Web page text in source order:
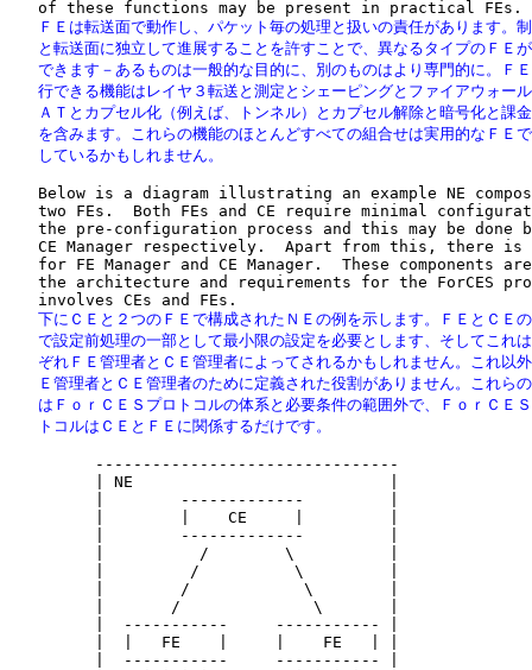
ＦＥは転送面で動作し、パケット毎の処理と扱いの責任があります。
と転送面に独立して進展することを許すことで、異なるタイプのＦＥ
できます－あるものは一般的な目的に、別のものはより専門的に。Ｆ
行できる機能はレイヤ３転送と測定とシェーピングとファイアウォー
ＡＴとカプセル化（例えば、トンネル）とカプセル解除と暗号化と課
を含みます。これらの機能のほとんどすべての組合せは実用的なＦＥ
   しているかもしれません。
Below is a diagram illustrating an example NE
two FEs.  Both FEs and CE require minimal
the pre-configuration process and this may be done
CE Manager respectively.  Apart from this, there is
for FE Manager and CE Manager.  These components
the architecture and requirements for the ForCES
下にＣＥと２つのＦＥで構成されたＮＥの例を示します。ＦＥとＣＥ
で設定前処理の一部として最小限の設定を必要とします、そしてこれ
ぞれＦＥ管理者とＣＥ管理者によってされるかもしれません。これ以
Ｅ管理者とＣＥ管理者のために定義された役割がありません。これら
はＦｏｒＣＥＳプロトコルの体系と必要条件の範囲外で、ＦｏｒＣＥ
   トコルはＣＥとＦＥに関係するだけです。
         --------------------------------
         | NE                           |
         |        -------------         |
         |        |    CE     |         |
         |        -------------         |
         |          /        \          |
         |         /          \         |
         |        /            \        |
         |       /              \       |
         |  -----------     ----------- |
         |  |   FE    |     |    FE   | |
         |  -----------     ----------- |